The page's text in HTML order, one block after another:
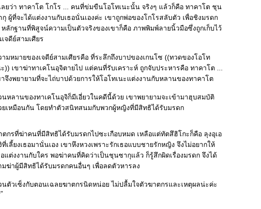
ลยว่า ทาคาโต โกโร ... คนที่ข่มขืนโอโทเนะนั้น จริงๆ แล้วก็คือ ทาคาโต ชุน
กุ ผู้ที่จะได้แต่งงานกับเธอนั่นเองค่ะ เขาถูกพ่อของโกโรสลับตัว เพื่อชิงมรดก
หลักฐานที่พิสูจน์ความเป็นตัวจริงของเขาก็คือ ภาพพิมพ์ลายนิ้วมือซึ่งถูกเก็บไว้
จดีย์สามเศียร
ามหมายของเจดีย์สามเศียรคือ ที่ระลึกถึงบาปของเกนโซ ((ทวดของโอโท
ะ)) เขาฆ่าทาเคโนอุจิตายไป แต่คนที่รับเคราะห์ ถูกจับประหารคือ ทาคาโต ...
าจึงพยายามที่จะไถ่บาปด้วยการให้โอโทเนะแต่งงานกับหลานของทาคาโต
นหลานของทาเคโนอุจิก็มีเอี่ยวในคดีนี้ด้วย เขาพยายามจะเข้ามาฮุบสมบัติ
ยเหมือนกัน โดยทำตัวสนิทสนมกับพวกผู้หญิงที่มีสิทธิได้รับมรดก
ตกรที่ฆ่าคนที่มีสิทธิได้รับมรดกไปซะเกือบหมด เหลือแต่ทัตสึฮิโกะก็คือ ลุงอุเอ
ที่เลี้ยงเธอมานั่นเอง เขาหึงหวงเพราะรักเธอแบบชายรักหญิง จึงไม่อยากให้
อแต่งงานกับใคร พอฆ่าคนที่คิดว่าเป็นชุนซากุแล้ว ก็รู้สึกผิดเรื่องมรดก จึงได้
มฆ่าผู้มีสิทธิได้รับมรดกคนอื่นๆ เพื่อลดตัวหารลง
นตัวเซ็งกับตอนเฉลยฆาตกรนิดหน่อย ไม่ปลื้มใจตัวฆาตกรและเหตุผลน่ะค่ะ